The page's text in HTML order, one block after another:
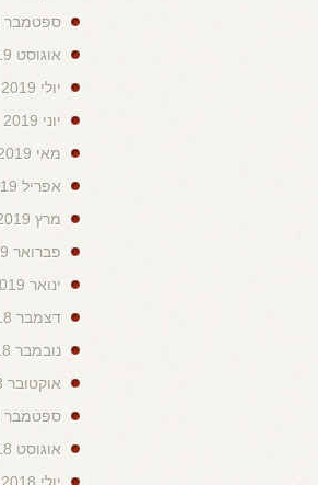
ספטמבר 2019
אוגוסט 2019
יולי 2019
יוני 2019
מאי 2019
אפריל 2019
מרץ 2019
פברואר 2019
ינואר 2019
דצמבר 2018
נובמבר 2018
אוקטובר 2018
ספטמבר 2018
אוגוסט 2018